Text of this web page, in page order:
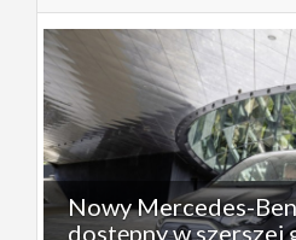
Nowy Mercedes-
dostępny w szerszej